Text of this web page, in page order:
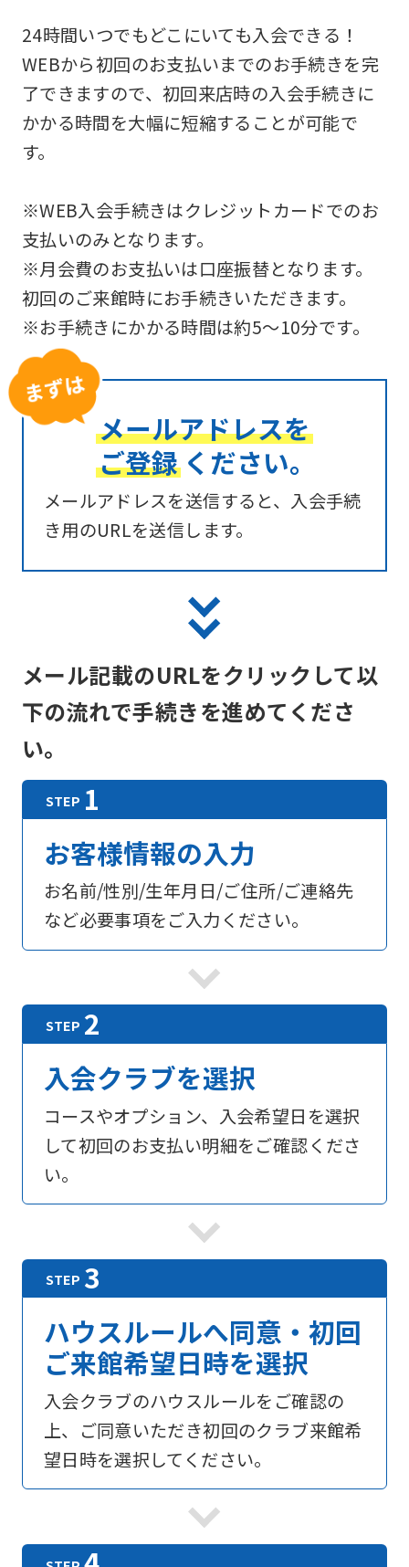
24時間いつでもどこにいても入会できる！
WEBから初回のお支払いまでのお手続きを完
了できますので、初回来店時の入会手続きに
かかる時間を大幅に短縮することが可能で
す。
※WEB入会手続きはクレジットカードでのお
支払いのみとなります。
※月会費のお支払いは口座振替となります。
初回のご来館時にお手続きいただきます。
※お手続きにかかる時間は約5～10分です。
メールアドレスを
ご登録 ください。
メールアドレスを送信すると、入会手続
き用のURLを送信します。
メール記載のURLをクリックして以
下の流れで手続きを進めてくださ
い。
お客様情報の入力
お名前/性別/生年月日/ご住所/ご連絡先
など必要事項をご入力ください。
入会クラブを選択
コースやオプション、入会希望日を選択
して初回のお支払い明細をご確認くださ
い。
ハウスルールへ同意・初回
ご来館希望日時を選択
入会クラブのハウスルールをご確認の
上、ご同意いただき初回のクラブ来館希
望日時を選択してください。